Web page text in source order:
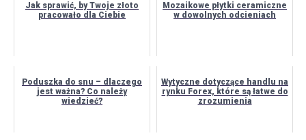
Jak sprawić, by Twoje złoto
pracowało dla Ciebie
Mozaikowe płytki ceramiczne
w dowolnych odcieniach
Poduszka do snu – dlaczego
jest ważna? Co należy
wiedzieć?
Wytyczne dotyczące handlu na
rynku Forex, które są łatwe do
zrozumienia